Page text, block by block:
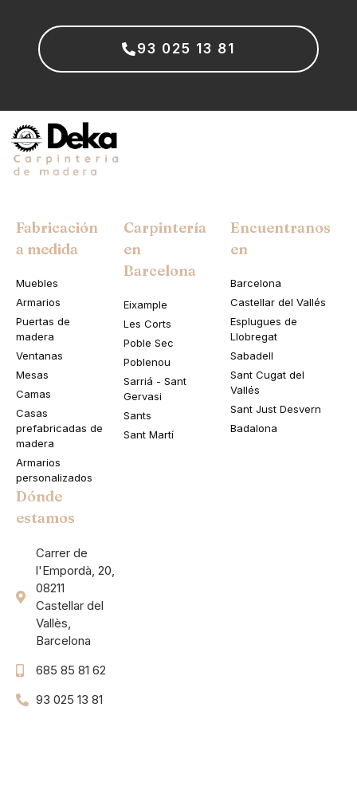
93 025 13 81
Fabricación
a medida
Muebles
Armarios
Puertas de
madera
Ventanas
Mesas
Camas
Casas
prefabricadas de
madera
Armarios
personalizados
Carpintería
en
Barcelona
Eixample
Les Corts
Poble Sec
Poblenou
Sarriá - Sant
Gervasi
Sants
Sant Martí
Encuentranos
en
Barcelona
Castellar del Vallés
Esplugues de
Llobregat
Sabadell
Sant Cugat del
Vallés
Sant Just Desvern
Badalona
Dónde
estamos
Carrer de
l'Empordà, 20,
08211
Castellar del
Vallès,
Barcelona
685 85 81 62
93 025 13 81